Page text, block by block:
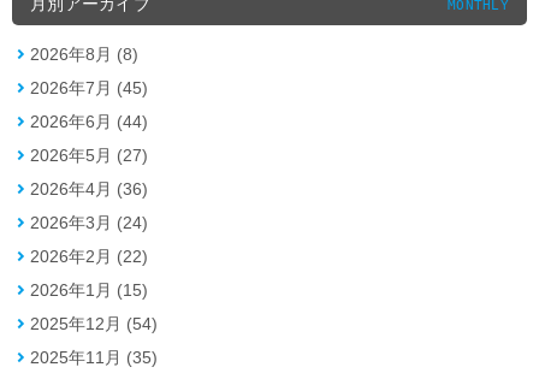
MONTHLY
2026年8月 (8)
2026年7月 (45)
2026年6月 (44)
2026年5月 (27)
2026年4月 (36)
2026年3月 (24)
2026年2月 (22)
2026年1月 (15)
2025年12月 (54)
2025年11月 (35)